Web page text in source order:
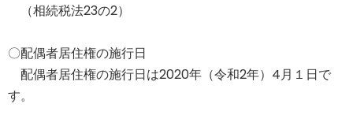
（相続税法23の2）
〇配偶者居住権の施行日
配偶者居住権の施行日は2020年（令和2年）4月１日で
す。